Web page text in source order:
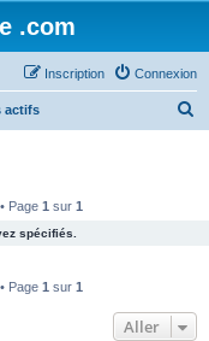
.com
Connexion
Inscription
actifs
Page 1 sur 1
spécifiés.
Page 1 sur 1
Aller